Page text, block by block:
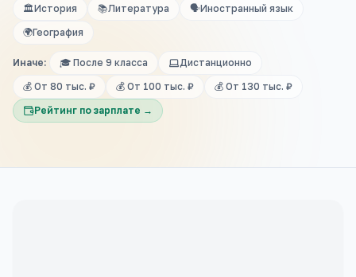
🏛️История 📚Литература 🗣️Иностранный язык
🌍География
Иначе: 🎓 После 9 класса
Дистанционно
💰 От 80 тыс. ₽
💰 От 100 тыс. ₽
💰 От 130 тыс. ₽
Рейтинг по зарплате →